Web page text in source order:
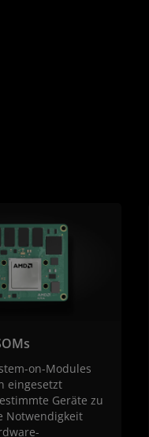
on-Modules
eingesetzt
Geräte zu
Notwendigkeit